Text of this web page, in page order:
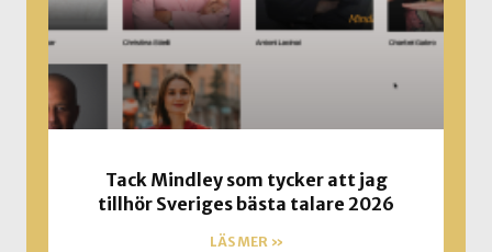
Tack Mindley som tycker att jag
tillhör Sveriges bästa talare 2026
LÄS MER »